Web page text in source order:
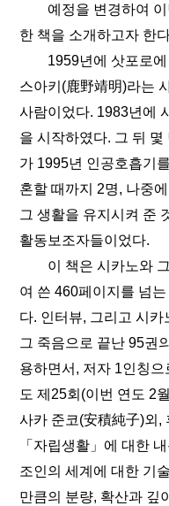
예정을 변경하여 이
한 책을 소개하고자 한
1959년에 삿포로에
스아키(鹿野靖明)라는
사람이었다. 1983년에
을 시작하였다. 그 뒤
가 1995년 인공호흡기
혼할 때까지 2명, 나중
그 생활을 유지시켜 준
활동보조자들이었다.
이 책은 시카노와 그
여 쓴 460페이지를 넘
다. 인터뷰, 그리고 시
그 죽음으로 끝난 95권
용하면서, 저자 1인칭
도 제25회(이번 연도 2
사카 준코(安積純子)외,
「자립생활」에 대한
조인의 세계에 대한 기
만큼의 분량, 확산과 깊